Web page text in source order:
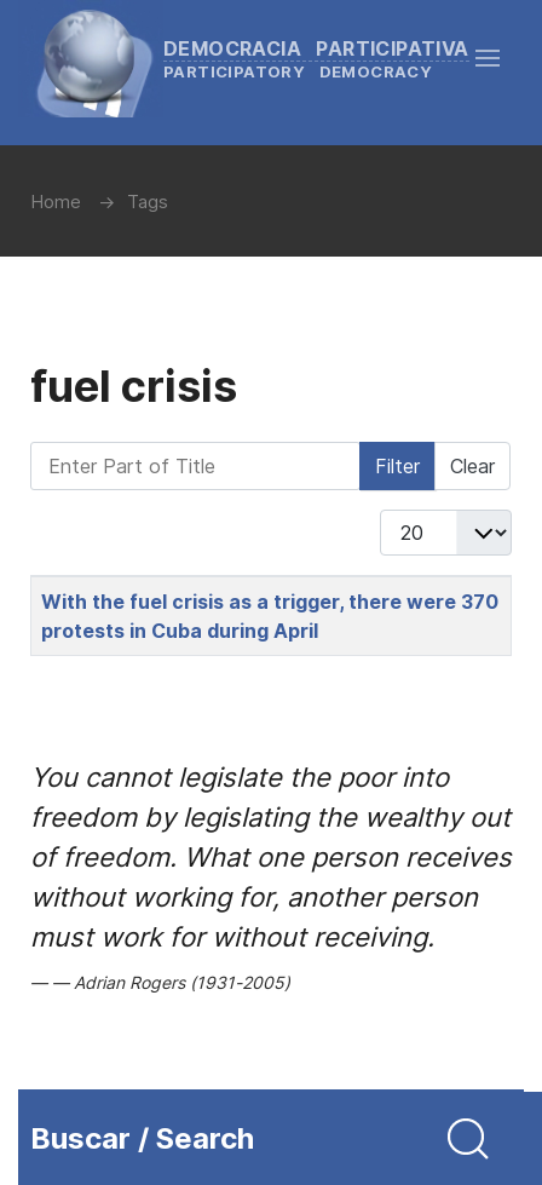
DEMOCRACIA PARTICIPATIVA
PARTICIPATORY DEMOCRACY
Home Tags
fuel crisis
Enter Part of Title Filter Clear
Display #
Title
With the fuel crisis as a trigger, there were 370
protests in Cuba during April
You cannot legislate the poor into
freedom by legislating the wealthy out
of freedom. What one person receives
without working for, another person
must work for without receiving.
Adrian Rogers (1931-2005)
Buscar / Search